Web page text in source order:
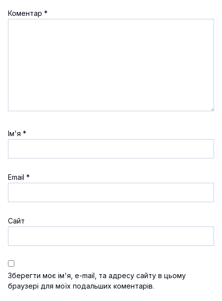
Коментар *
Ім'я *
Email *
Сайт
Зберегти моє ім'я, e-mail, та адресу сайту в цьому
браузері для моїх подальших коментарів.